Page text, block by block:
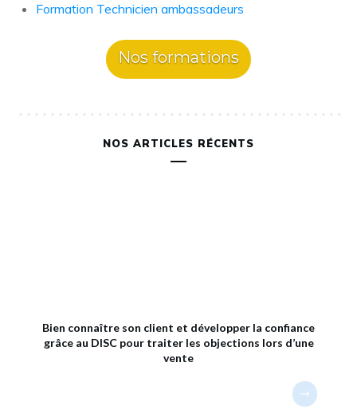
Formation Technicien ambassadeurs
Nos formations
NOS ARTICLES RÉCENTS
Bien connaître son client et développer la confiance
grâce au DISC pour traiter les objections lors d’une
vente